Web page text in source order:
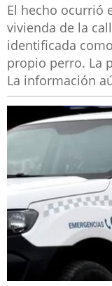
El hecho ocurrió
vivienda de la
identificada
propio perro. La
La información